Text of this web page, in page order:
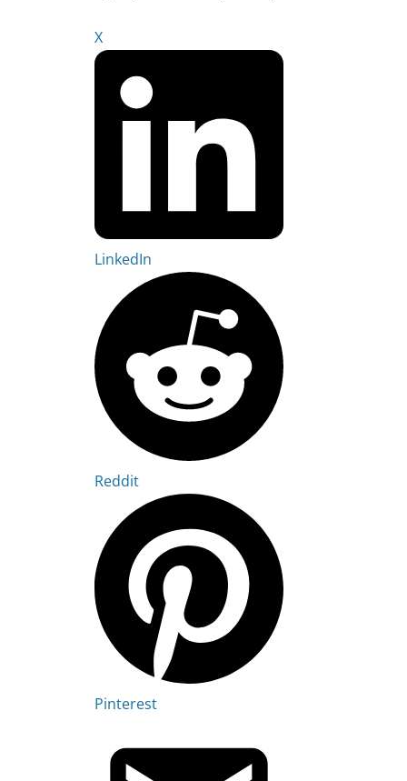
X
LinkedIn
Reddit
Pinterest